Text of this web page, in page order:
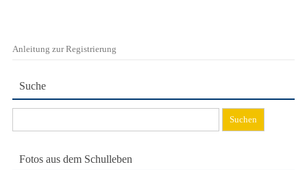
Anleitung zur Registrierung
Suche
nach:
Fotos aus dem Schulleben